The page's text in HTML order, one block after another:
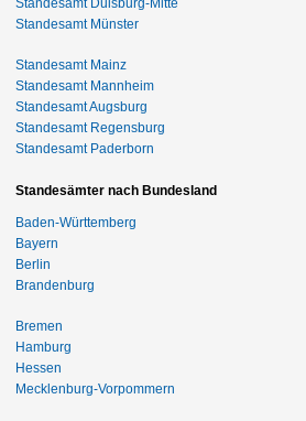
Standesamt Duisburg-Mitte
Standesamt Münster
Standesamt Mainz
Standesamt Mannheim
Standesamt Augsburg
Standesamt Regensburg
Standesamt Paderborn
Standesämter nach Bundesland
Baden-Württemberg
Bayern
Berlin
Brandenburg
Bremen
Hamburg
Hessen
Mecklenburg-Vorpommern